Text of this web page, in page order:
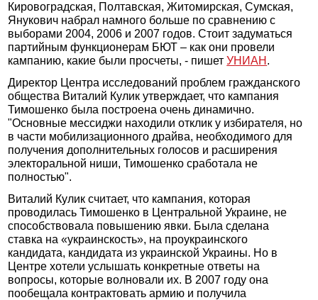
Кировоградская, Полтавская, Житомирская, Сумская,
Янукович набрал намного больше по сравнению с
выборами 2004, 2006 и 2007 годов. Стоит задуматься
партийным функционерам БЮТ – как они провели
кампанию, какие были просчеты, - пишетУНИАН .
Директор Центра исследований проблем гражданского
общества Виталий Кулик утверждает, что кампания
Тимошенко была построена очень динамично.
"Основные мессиджи находили отклик у избирателя, но
в части мобилизационного драйва, необходимого для
получения дополнительных голосов и расширения
электоральной ниши, Тимошенко сработала не
полностью".
Виталий Кулик считает, что кампания, которая
проводилась Тимошенко в Центральной Украине, не
способствовала повышению явки. Была сделана
ставка на «украинскость», на проукраинского
кандидата, кандидата из украинской Украины. Но в
Центре хотели услышать конкретные ответы на
вопросы, которые волновали их. В 2007 году она
пообещала контрактовать армию и получила